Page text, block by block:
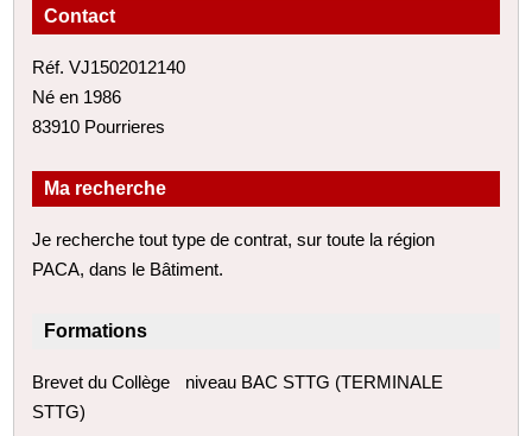
Contact
Réf. VJ1502012140
Né en 1986
83910 Pourrieres
Ma recherche
Je recherche tout type de contrat, sur toute la région
PACA, dans le Bâtiment.
Formations
Brevet du Collège niveau BAC STTG (TERMINALE
STTG)